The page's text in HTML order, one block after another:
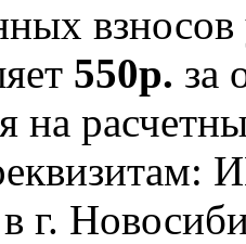
550р. за
на
г.